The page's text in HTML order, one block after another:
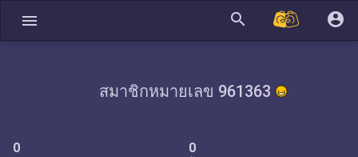
menu search account_circle
สมาชิกหมายเลข 961363
0 0